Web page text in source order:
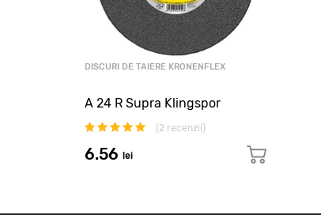
DISCURI DE TAIERE KRONENFLEX
A 24 R Supra Klingspor
(2 recenzii)
6.56 lei